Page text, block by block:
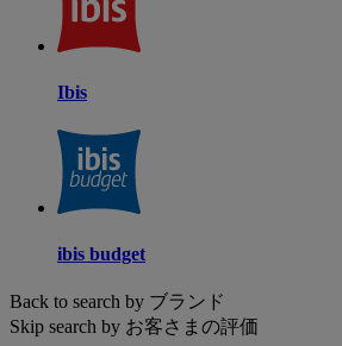
Ibis
ibis budget
Back to search by ブランド
Skip search by お客さまの評価